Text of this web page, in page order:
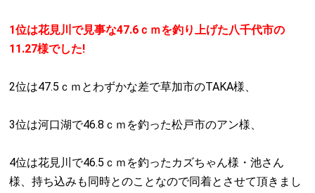
1位は花見川で見事な47.6ｃｍを釣り上げた八千代市の
11.27様でした!
2位は47.5ｃｍとわずかな差で草加市のTAKA様、
3位は河口湖で46.8ｃｍを釣った松戸市のアン様、
4位は花見川で46.5ｃｍを釣ったカズちゃん様・池さん
様、持ち込みも同時とのことなので同着とさせて頂きまし